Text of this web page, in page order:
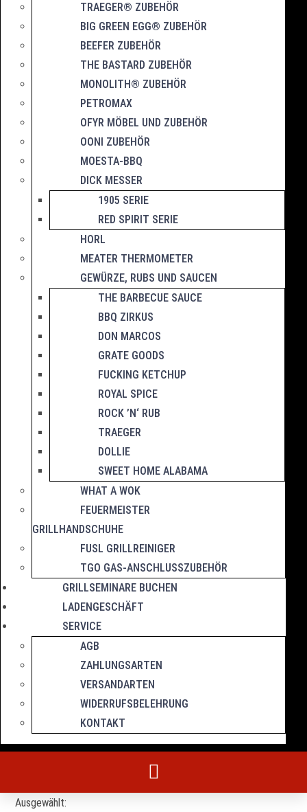
TRAEGER® ZUBEHÖR
BIG GREEN EGG® ZUBEHÖR
BEEFER ZUBEHÖR
THE BASTARD ZUBEHÖR
MONOLITH® ZUBEHÖR
PETROMAX
OFYR MÖBEL UND ZUBEHÖR
OONI ZUBEHÖR
MOESTA-BBQ
DICK MESSER
1905 SERIE
RED SPIRIT SERIE
HORL
MEATER THERMOMETER
GEWÜRZE, RUBS UND SAUCEN
THE BARBECUE SAUCE
BBQ ZIRKUS
DON MARCOS
GRATE GOODS
FUCKING KETCHUP
ROYAL SPICE
ROCK ’N‘ RUB
TRAEGER
DOLLIE
SWEET HOME ALABAMA
WHAT A WOK
FEUERMEISTER
GRILLHANDSCHUHE
FUSL GRILLREINIGER
TGO GAS-ANSCHLUSSZUBEHÖR
GRILLSEMINARE BUCHEN
LADENGESCHÄFT
SERVICE
AGB
ZAHLUNGSARTEN
VERSANDARTEN
WIDERRUFSBELEHRUNG
KONTAKT
Ausgewählt: